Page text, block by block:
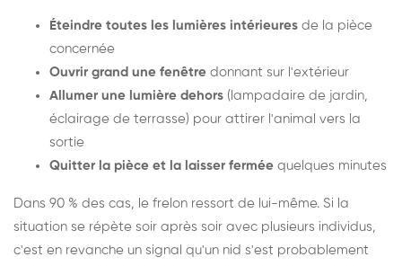
Éteindre toutes les lumières intérieures de la pièce
concernée
Ouvrir grand une fenêtre donnant sur l'extérieur
Allumer une lumière dehors (lampadaire de jardin,
éclairage de terrasse) pour attirer l'animal vers la
sortie
Quitter la pièce et la laisser fermée quelques minutes
Dans 90 % des cas, le frelon ressort de lui-même. Si la
situation se répète soir après soir avec plusieurs individus,
c'est en revanche un signal qu'un nid s'est probablement